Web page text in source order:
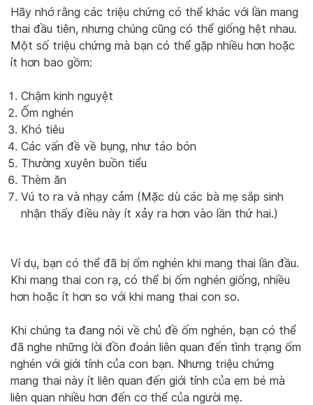
Hãy nhớ rằng các triệu chứng có thể khác với lần mang
thai đầu tiên, nhưng chúng cũng có thể giống hệt nhau.
Một số triệu chứng mà bạn có thể gặp nhiều hơn hoặc
ít hơn bao gồm:
Chậm kinh nguyệt
Ốm nghén
Khó tiêu
Các vấn đề về bụng, như táo bón
Thường xuyên buồn tiểu
Thèm ăn
Vú to ra và nhạy cảm (Mặc dù các bà mẹ sắp sinh
nhận thấy điều này ít xảy ra hơn vào lần thứ hai.)
Ví dụ, bạn có thể đã bị ốm nghén khi mang thai lần đầu.
Khi mang thai con rạ, có thể bị ốm nghén giống, nhiều
hơn hoặc ít hơn so với khi mang thai con so.
Khi chúng ta đang nói về chủ đề ốm nghén, bạn có thể
đã nghe những lời đồn đoán liên quan đến tình trạng ốm
nghén với giới tính của con bạn. Nhưng triệu chứng
mang thai này ít liên quan đến giới tính của em bé mà
liên quan nhiều hơn đến cơ thể của người mẹ.